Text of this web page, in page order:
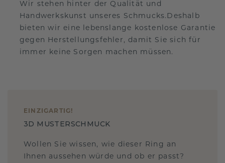
Wir stehen hinter der Qualität und
Handwerkskunst unseres Schmucks.Deshalb
bieten wir eine lebenslange kostenlose Garantie
gegen Herstellungsfehler, damit Sie sich für
immer keine Sorgen machen müssen.
EINZIGARTIG !
3D MUSTERSCHMUCK
Wollen Sie wissen, wie dieser Ring an
Ihnen aussehen würde und ob er passt?